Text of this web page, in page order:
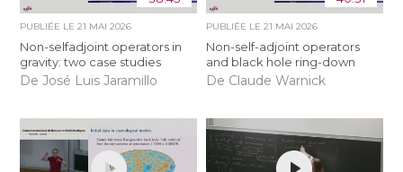
PUBLIÉE LE21 MAI 2026
Non-selfadjoint operators in
gravity: two case studies
De José Luis Jaramillo
PUBLIÉE LE 21 MAI 2026
Non-self-adjoint operators
and black hole ring-down
De Claude Warnick